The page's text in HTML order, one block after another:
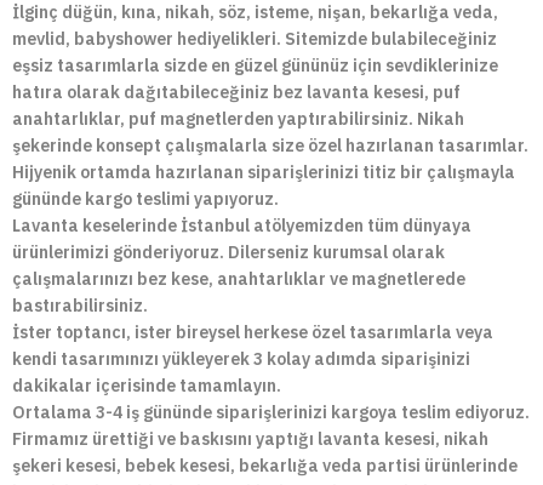
İlginç düğün, kına, nikah, söz, isteme, nişan, bekarlığa veda,
mevlid, babyshower hediyelikleri. Sitemizde bulabileceğiniz
eşsiz tasarımlarla sizde en güzel gününüz için sevdiklerinize
hatıra olarak dağıtabileceğiniz bez lavanta kesesi, puf
anahtarlıklar, puf magnetlerden yaptırabilirsiniz. Nikah
şekerinde konsept çalışmalarla size özel hazırlanan tasarımlar.
Hijyenik ortamda hazırlanan siparişlerinizi titiz bir çalışmayla
gününde kargo teslimi yapıyoruz.
Lavanta keselerinde İstanbul atölyemizden tüm dünyaya
ürünlerimizi gönderiyoruz. Dilerseniz kurumsal olarak
çalışmalarınızı bez kese, anahtarlıklar ve magnetlerede
bastırabilirsiniz.
İster toptancı, ister bireysel herkese özel tasarımlarla veya
kendi tasarımınızı yükleyerek 3 kolay adımda siparişinizi
dakikalar içerisinde tamamlayın.
Ortalama 3-4 iş gününde siparişlerinizi kargoya teslim ediyoruz.
Firmamız ürettiği ve baskısını yaptığı lavanta kesesi, nikah
şekeri kesesi, bebek kesesi, bekarlığa veda partisi ürünlerinde